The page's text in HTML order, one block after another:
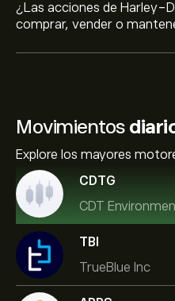
¿Las acciones de Harley-
comprar, vender o
Movimientos
Explore los mayores
CDTG
TBI
TrueBlue Inc